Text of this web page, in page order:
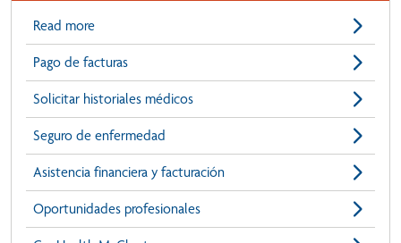
Read more
Pago de facturas
Solicitar historiales médicos
Seguro de enfermedad
Asistencia financiera y facturación
Oportunidades profesionales